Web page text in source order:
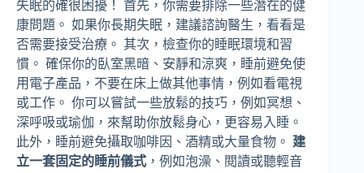
失眠的確很困擾！ 首先，你需要排除一些潛在的健
康問題。 如果你長期失眠，建議諮詢醫生，看看是
否需要接受治療。 其次，檢查你的睡眠環境和習
慣。 確保你的臥室黑暗、安靜和涼爽，睡前避免使
用電子產品，不要在床上做其他事情，例如看電視
或工作。 你可以嘗試一些放鬆的技巧，例如冥想、
深呼吸或瑜伽，來幫助你放鬆身心，更容易入睡。
此外，睡前避免攝取咖啡因、酒精或大量食物。 建
立一套固定的睡前儀式 ，例如泡澡、閱讀或聽輕音